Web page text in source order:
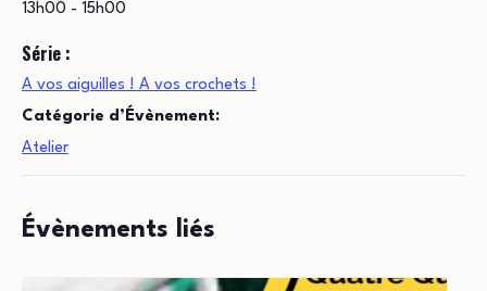
13h00 - 15h00
Série :
A vos aiguilles ! A vos crochets !
Catégorie d’Évènement:
Atelier
Évènements liés